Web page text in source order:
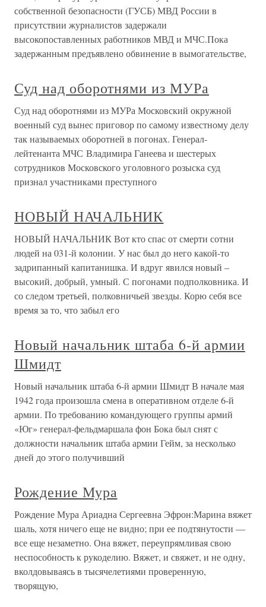
собственной безопасности (ГУСБ) МВД России в
присутствии журналистов задержали
высокопоставленных работников МВД и МЧС.Пока
задержанным предъявлено обвинение в вымогательстве,
Суд над оборотнями из МУРа
Суд над оборотнями из МУРа Московский окружной
военный суд вынес приговор по самому известному делу
так называемых оборотней в погонах. Генерал-
лейтенанта МЧС Владимира Ганеева и шестерых
сотрудников Московского уголовного розыска суд
признал участниками преступного
НОВЫЙ НАЧАЛЬНИК
НОВЫЙ НАЧАЛЬНИК Вот кто спас от смерти сотни
людей на 031-й колонии. У нас был до него какой-то
задрипанный капитанишка. И вдруг явился новый –
высокий, добрый, умный. С погонами подполковника. И
со следом третьей, полковничьей звезды. Корю себя все
время за то, что забыл его
Новый начальник штаба 6-й армии
Шмидт
Новый начальник штаба 6-й армии Шмидт В начале мая
1942 года произошла смена в оперативном отделе 6-й
армии. По требованию командующего группы армий
«Юг» генерал-фельдмаршала фон Бока был снят с
должности начальник штаба армии Гейм, за несколько
дней до этого получивший
Рождение Мура
Рождение Мура Ариадна Сергеевна Эфрон:Марина вяжет
шаль, хотя ничего еще не видно; при ее подтянутости —
все еще незаметно. Она вяжет, переупрямливая свою
неспособность к рукоделию. Вяжет, и свяжет, и не одну,
вколдовываясь в тысячелетиями проверенную,
творящую,